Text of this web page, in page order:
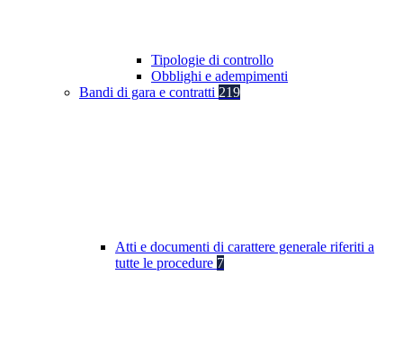
Tipologie di controllo
Obblighi e adempimenti
Bandi di gara e contratti 219
Atti e documenti di carattere generale riferiti a
tutte le procedure 7